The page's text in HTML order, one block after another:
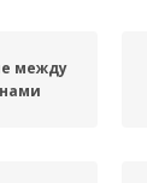
между